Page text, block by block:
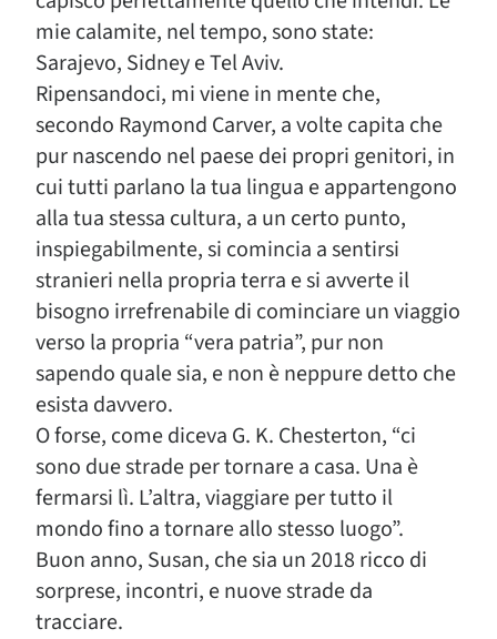
mie calamite, nel tempo, sono state:
Sarajevo, Sidney e Tel Aviv.
Ripensandoci, mi viene in mente che,
secondo Raymond Carver, a volte capita che
pur nascendo nel paese dei propri genitori, in
cui tutti parlano la tua lingua e appartengono
alla tua stessa cultura, a un certo punto,
inspiegabilmente, si comincia a sentirsi
stranieri nella propria terra e si avverte il
bisogno irrefrenabile di cominciare un viaggio
verso la propria “vera patria”, pur non
sapendo quale sia, e non è neppure detto che
esista davvero.
O forse, come diceva G. K. Chesterton, “ci
sono due strade per tornare a casa. Una è
fermarsi lì. L’altra, viaggiare per tutto il
mondo fino a tornare allo stesso luogo”.
Buon anno, Susan, che sia un 2018 ricco di
sorprese, incontri, e nuove strade da
tracciare.